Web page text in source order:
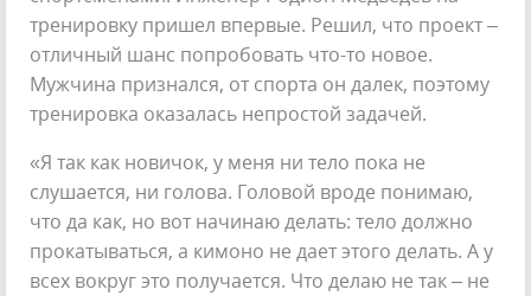
тренировку пришел впервые. Решил, что проект –
отличный шанс попробовать что-то новое.
Мужчина признался, от спорта он далек, поэтому
тренировка оказалась непростой задачей.
«Я так как новичок, у меня ни тело пока не
слушается, ни голова. Головой вроде понимаю,
что да как, но вот начинаю делать: тело должно
прокатываться, а кимоно не дает этого делать. А у
всех вокруг это получается. Что делаю не так – не